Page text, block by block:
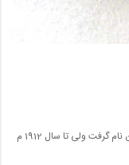
کرنروپین ( Kornerupine )با اینکه در سل 1884 م کرنوپین نام گرفت ولی تا سال 1912 م